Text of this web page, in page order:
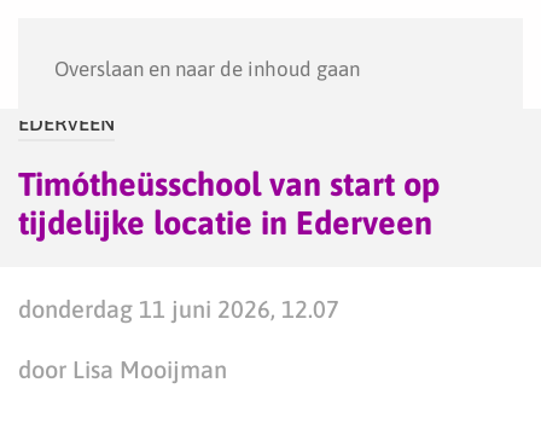
Overslaan en naar de inhoud gaan
EDERVEEN
Timótheüsschool van start op
tijdelijke locatie in Ederveen
donderdag 11 juni 2026, 12.07
door Lisa Mooijman